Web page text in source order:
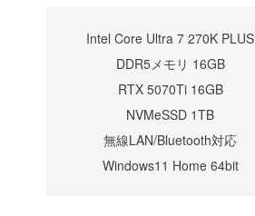
Intel Core Ultra 7 270K PLUS
DDR5メモリ 16GB
RTX 5070Ti 16GB
NVMeSSD 1TB
無線LAN/Bluetooth対応
Windows11 Home 64bit